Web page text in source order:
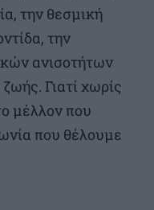
την θεσμική
την
ανισοτήτων
Γιατί χωρίς
μέλλον που
που θέλουμε